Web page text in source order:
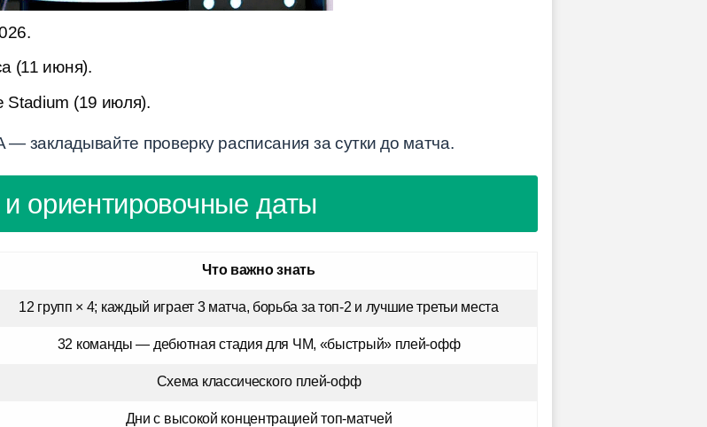
(11 июня).
Stadium (19 июля).
закладывайте проверку расписания за сутки до матча.
ориентировочные даты
Что важно знать
12 групп × 4; каждый играет 3 матча, борьба за топ-2 и лучшие третьи места
32 команды — дебютная стадия для ЧМ, «быстрый» плей-офф
Схема классического плей-офф
Дни с высокой концентрацией топ-матчей